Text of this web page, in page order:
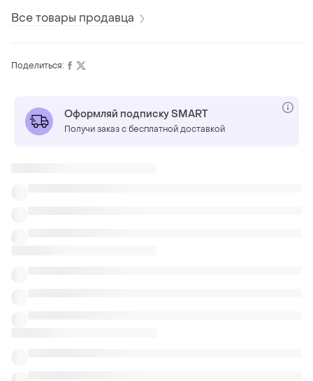
Все товары продавца
Поделиться:
Оформляй подписку SMART
Получи заказ с бесплатной доставкой